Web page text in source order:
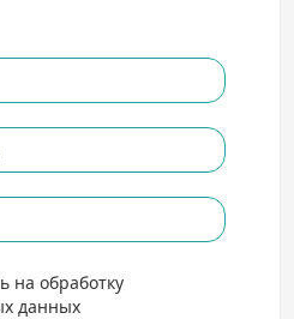
на обработку
данных